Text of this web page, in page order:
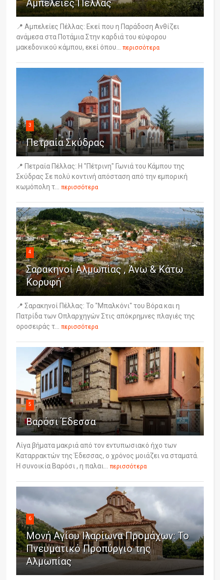
Αμπελείες Πέλλας
📍 Αμπελείες Πέλλας: Εκεί που η Παράδοση Ανθίζει
ανάμεσα στα Ποτάμια Στην καρδιά του εύφορου
μακεδονικού κάμπου, εκεί όπου...
περισσότερα
3
Πετραία Σκύδρας
📍 Πετραία Πέλλας: Η "Πέτρινη" Γωνιά του Κάμπου της
Σκύδρας Σε πολύ κοντινή απόσταση από την εμπορική
κωμόπολη τ...
περισσότερα
4
Σαρακηνοί Αλμωπίας , Άνω & Κάτω
Κορυφή
📍 Σαρακηνοί Πέλλας: Το "Μπαλκόνι" του Βόρα και η
Πατρίδα των Οπλαρχηγών Στις απόκρημνες πλαγιές της
οροσειράς τ...
περισσότερα
5
Βαρόσι Έδεσσα
Λίγα βήματα μακριά από τον εντυπωσιακό ήχο των
Καταρρακτών της Έδεσσας, ο χρόνος μοιάζει να σταματά.
Η συνοικία Βαρόσι , η παλαι...
περισσότερα
6
Μονή Αγίου Ιλαρίωνα Προμάχων: Το
Πνευματικό Προπύργιο της
Αλμωπίας